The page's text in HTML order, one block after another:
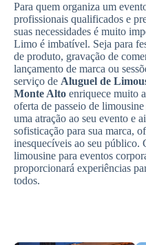
Para quem organiza um
profissionais qualificados e
suas necessidades é muito
Limo é imbatível. Seja para
de produto, gravação de
lançamento de marca ou
serviço de Aluguel de
Monte Alto enriquece muito
oferta de passeio de
uma atração ao seu evento e
sofisticação para sua marca,
inesquecíveis ao seu público.
limousine para eventos
proporcionará experiências
todos.